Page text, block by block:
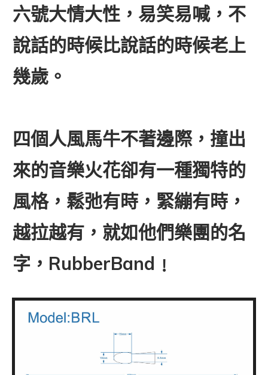
六號大情大性，易笑易喊，不
說話的時候比說話的時候老上
幾歲。
四個人風馬牛不著邊際，撞出
來的音樂火花卻有一種獨特的
風格，鬆弛有時，緊繃有時，
越拉越有，就如他們樂團的名
字，RubberBand﹗